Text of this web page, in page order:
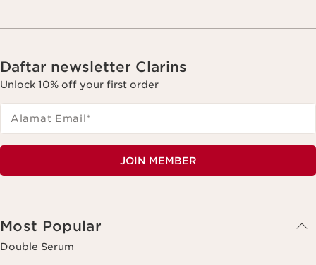
Daftar newsletter Clarins
Unlock 10% off your first order
Alamat Email*
JOIN MEMBER
Most Popular
Double Serum